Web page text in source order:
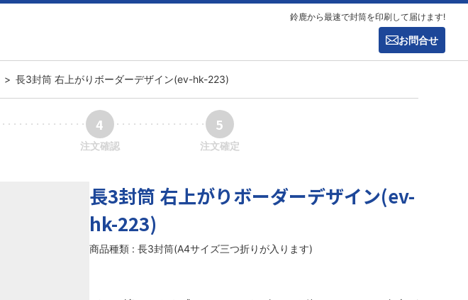
鈴鹿から最速で封筒を印刷して届けます!
お問合せ
>長3封筒 右上がりボーダーデザイン(ev-hk-223)
4
注文確認
5
注文確定
長3封筒 右上がりボーダーデザイン(ev-
hk-223)
商品種類 : 長3封筒(A4サイズ三つ折りが入ります)